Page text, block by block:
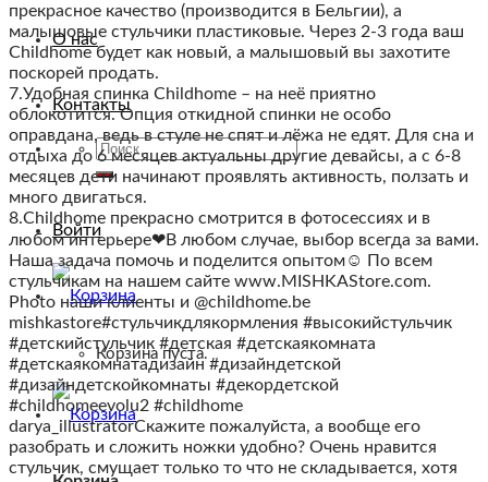
О нас
Контакты
Искать:
Войти
Корзина пуста.
прекрасное качество (производится в Бельгии), а
малышовые стульчики пластиковые. Через 2-3 года ваш
Childhome будет как новый, а малышовый вы захотите
поскорей продать.
7.Удобная спинка Childhome – на неё приятно
облокотится. Опция откидной спинки не особо
оправдана, ведь в стуле не спят и лёжа не едят. Для сна и
отдыха до 6 месяцев актуальны другие девайсы, а с 6-8
месяцев дети начинают проявлять активность, ползать и
много двигаться.
8.Childhome прекрасно смотрится в фотосессиях и в
любом интерьере❤В любом случае, выбор всегда за вами.
Наша задача помочь и поделится опытом☺ По всем
стульчикам на нашем сайте www.MISHKAStore.com.
Photo наши клиенты и @childhome.be
mishkastore#стульчикдлякормления #высокийстульчик
#детскийстульчик #детская #детскаякомната
#детскаякомнатадизайн #дизайндетской
#дизайндетскойкомнаты #декордетской
#childhomeevolu2 #childhome
darya_illustratorСкажите пожалуйста, а вообще его
разобрать и сложить ножки удобно? Очень нравится
стульчик, смущает только то что не складывается, хотя